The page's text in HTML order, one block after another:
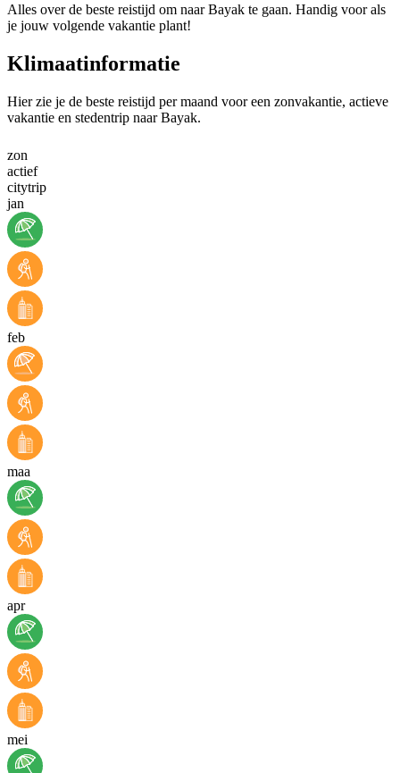
Alles over de beste reistijd om naar Bayak te gaan. Handig voor als
je jouw volgende vakantie plant!
Klimaatinformatie
Hier zie je de beste reistijd per maand voor een zonvakantie, actieve
vakantie en stedentrip naar Bayak.
zon
actief
citytrip
jan
feb
maa
apr
mei